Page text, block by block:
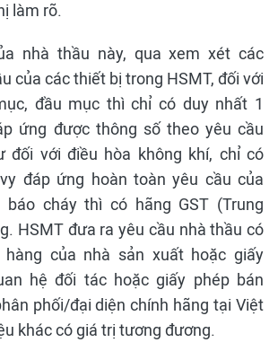
làm rõ.
nhà thầu này, qua xem xét các
của các thiết bị trong HSMT, đối với
đầu mục thì chỉ có duy nhất 1
ứng được thông số theo yêu cầu
đối với điều hòa không khí, chỉ có
đáp ứng hoàn toàn yêu cầu của
báo cháy thì có hãng GST (Trung
HSMT đưa ra yêu cầu nhà thầu có
hàng của nhà sản xuất hoặc giấy
hệ đối tác hoặc giấy phép bán
phối/đại diện chính hãng tại Việt
khác có giá trị tương đương.